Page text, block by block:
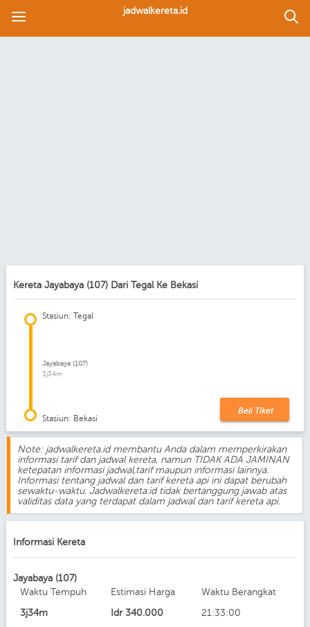
jadwalkereta.id
Kereta Jayabaya (107) Dari Tegal Ke Bekasi
Stasiun: Tegal
Jayabaya (107)
3j34m
Stasiun: Bekasi
Beli Tiket
Note: jadwalkereta.id membantu Anda dalam memperkirakan
informasi tarif dan jadwal kereta, namun TIDAK ADA JAMINAN
ketepatan informasi jadwal,tarif maupun informasi lainnya.
Informasi tentang jadwal dan tarif kereta api ini dapat berubah
sewaktu-waktu. Jadwalkereta.id tidak bertanggung jawab atas
validitas data yang terdapat dalam jadwal dan tarif kereta api.
Informasi Kereta
Jayabaya (107)
Waktu Tempuh
3j34m
Estimasi Harga
Idr 340.000
Waktu Berangkat
21:33:00